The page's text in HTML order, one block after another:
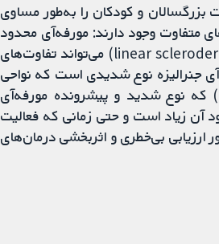
و کودکان را به‌طور مساوی
متفاوت وجود دارند: مورفه‌آی محدود
عموما شدت کمتری نسبت به زیر-گروه‌های دیگر دارد؛ اسکلرودرمی خطی (linear scleroderma) می‌تواند تفاوت‌های
جنرالیزه نوع شدیدی است که نواحی
متعددی را از بدن درگیر می‌کند؛ مورفه‌آی پان‌اسکلروتیک (pansclerotic) که نوع شدید و پیشرونده مورفه‌آی
آن زیاد است و حتی زمانی که فعالیت
ارزیابی بی‌خطری و اثربخشی درمان‌های